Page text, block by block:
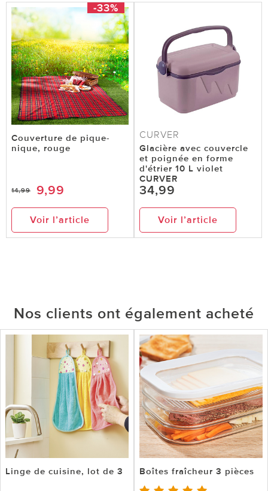
-33%
Couverture de pique-
nique, rouge
14,99 9,99
Voir l’article
CURVER
Glacière avec couvercle
et poignée en forme
d'étrier 10 L violet
CURVER
34,99
Voir l’article
Nos clients ont également acheté
Linge de cuisine, lot de 3 Boîtes fraîcheur 3 pièces